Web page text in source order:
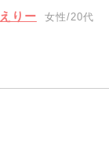
えりー 女性/20代